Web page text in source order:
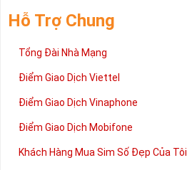
Hỗ Trợ Chung
Tổng Đài Nhà Mạng
Điểm Giao Dịch Viettel
Điểm Giao Dịch Vinaphone
Điểm Giao Dịch Mobifone
Khách Hàng Mua Sim Số Đẹp Của Tôi